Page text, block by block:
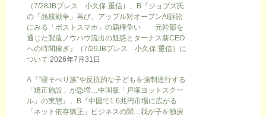
（7/28JBプレス 小久保 重信）、B『ジョブズ氏
の「熱核戦争」再び、アップル対オープンAI訴訟
にみる「ポストスマホ」の覇権争い 元幹部を
通じた製造ノウハウ流出の疑惑とターナス新CEO
への時間稼ぎ』（7/29JBプレス 小久保 重信）に
ついて 2026年7月31日
A『”寝そべり族”や反抗的な子どもを強制連行する
「矯正施設」が急増…中国版「戸塚ヨットスクー
ル」の実態』、B『中国で1.6兆円市場に広がる
「ネット依存矯正」ビジネスの闇…我が子を独房